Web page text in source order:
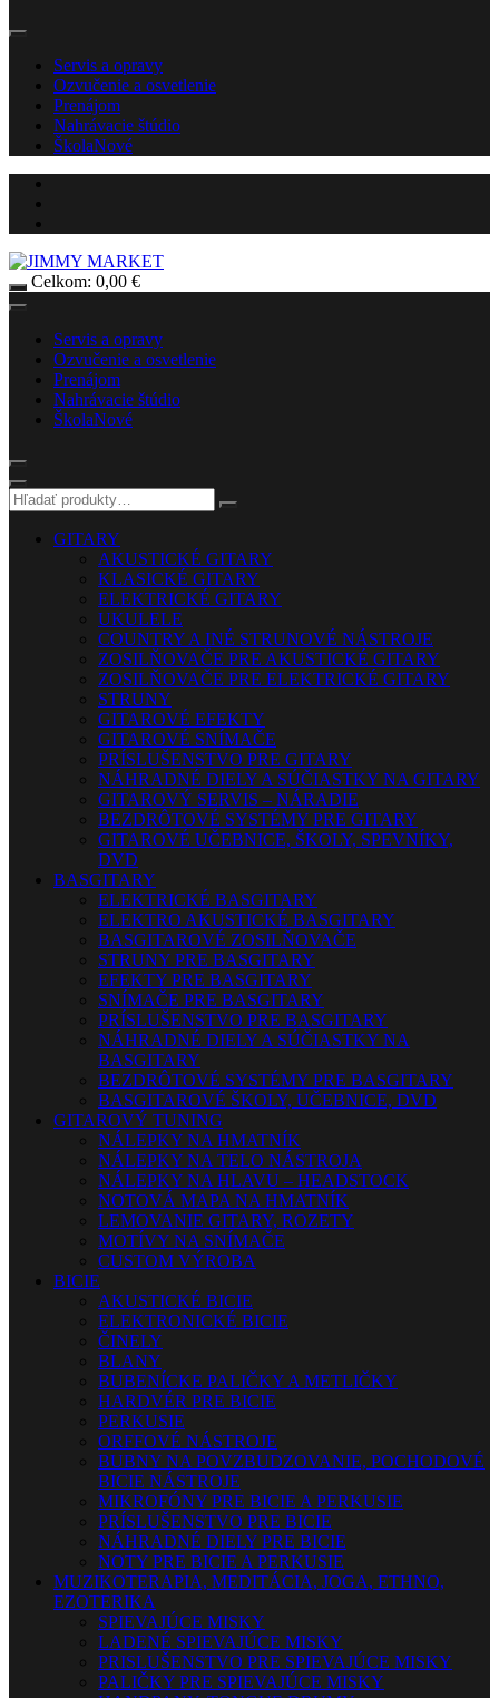
Servis a opravy
Ozvučenie a osvetlenie
Prenájom
Nahrávacie štúdio
ŠkolaNové
Celkom: 0,00 €
Servis a opravy
Ozvučenie a osvetlenie
Prenájom
Nahrávacie štúdio
ŠkolaNové
GITARY
AKUSTICKÉ GITARY
KLASICKÉ GITARY
ELEKTRICKÉ GITARY
UKULELE
COUNTRY A INÉ STRUNOVÉ NÁSTROJE
ZOSILŇOVAČE PRE AKUSTICKÉ GITARY
ZOSILŇOVAČE PRE ELEKTRICKÉ GITARY
STRUNY
GITAROVÉ EFEKTY
GITAROVÉ SNÍMAČE
PRÍSLUŠENSTVO PRE GITARY
NÁHRADNÉ DIELY A SÚČIASTKY NA GITARY
GITAROVÝ SERVIS – NÁRADIE
BEZDRÔTOVÉ SYSTÉMY PRE GITARY
GITAROVÉ UČEBNICE, ŠKOLY, SPEVNÍKY,
DVD
BASGITARY
ELEKTRICKÉ BASGITARY
ELEKTRO AKUSTICKÉ BASGITARY
BASGITAROVÉ ZOSILŇOVAČE
STRUNY PRE BASGITARY
EFEKTY PRE BASGITARY
SNÍMAČE PRE BASGITARY
PRÍSLUŠENSTVO PRE BASGITARY
NÁHRADNÉ DIELY A SÚČIASTKY NA
BASGITARY
BEZDRÔTOVÉ SYSTÉMY PRE BASGITARY
BASGITAROVÉ ŠKOLY, UČEBNICE, DVD
GITAROVÝ TUNING
NÁLEPKY NA HMATNÍK
NÁLEPKY NA TELO NÁSTROJA
NÁLEPKY NA HLAVU – HEADSTOCK
NOTOVÁ MAPA NA HMATNÍK
LEMOVANIE GITARY, ROZETY
MOTÍVY NA SNÍMAČE
CUSTOM VÝROBA
BICIE
AKUSTICKÉ BICIE
ELEKTRONICKÉ BICIE
ČINELY
BLANY
BUBENÍCKE PALIČKY A METLIČKY
HARDVÉR PRE BICIE
PERKUSIE
ORFFOVÉ NÁSTROJE
BUBNY NA POVZBUDZOVANIE, POCHODOVÉ
BICIE NÁSTROJE
MIKROFÓNY PRE BICIE A PERKUSIE
PRÍSLUŠENSTVO PRE BICIE
NÁHRADNÉ DIELY PRE BICIE
NOTY PRE BICIE A PERKUSIE
MUZIKOTERAPIA, MEDITÁCIA, JOGA, ETHNO,
EZOTERIKA
SPIEVAJÚCE MISKY
LADENÉ SPIEVAJÚCE MISKY
PRISLUŠENSTVO PRE SPIEVAJÚCE MISKY
PALIČKY PRE SPIEVAJÚCE MISKY